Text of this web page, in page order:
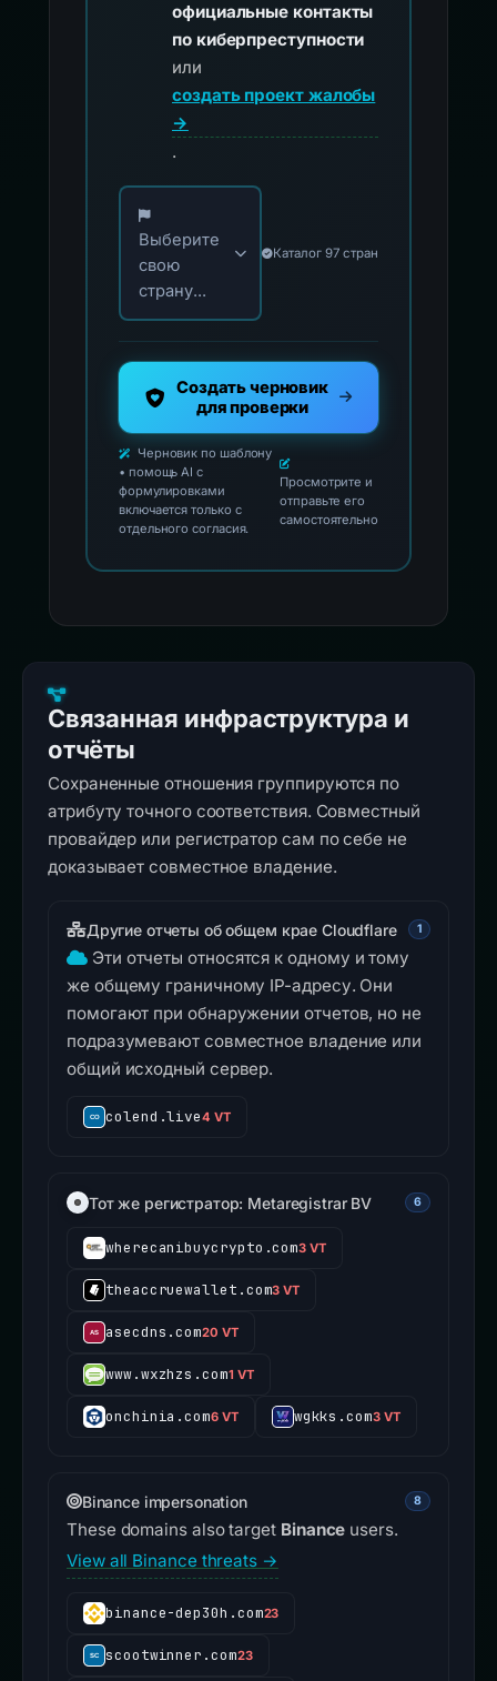
официальные контакты
по киберпреступности
или
создать проект жалобы
→
.
Выберите свою страну для официальных
Выберите
свою
страну...
Каталог 97 стран
Создать черновик
для проверки
Черновик по шаблону
• помощь AI с
формулировками
включается только с
отдельного согласия.
Просмотрите и
отправьте его
самостоятельно
Связанная инфраструктура и
отчёты
Сохраненные отношения группируются по
атрибуту точного соответствия. Совместный
провайдер или регистратор сам по себе не
доказывает совместное владение.
Другие отчеты об общем крае Cloudflare 1
Эти отчеты относятся к одному и тому
же общему граничному IP-адресу. Они
помогают при обнаружении отчетов, но не
подразумевают совместное владение или
общий исходный сервер.
colend.live4 VT
Тот же регистратор: Metaregistrar BV 6
wherecanibuycrypto.com3 VT
theaccruewallet.com3 VT
asecdns.com20 VT
www.wxzhzs.com1 VT
onchinia.com6 VT wgkks.com3 VT
Binance impersonation 8
These domains also target Binance users.
View all Binance threats →
binance-dep30h.com23
scootwinner.com23